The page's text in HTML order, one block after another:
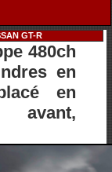
GT-R
480ch
en
en
avant,